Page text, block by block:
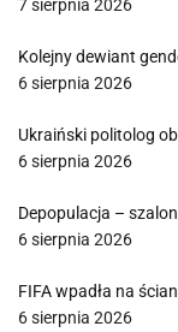
7 sierpnia 2026
Kolejny dewiant
6 sierpnia 2026
Ukraiński politolog
6 sierpnia 2026
Depopulacja –
6 sierpnia 2026
FIFA wpadła na
6 sierpnia 2026